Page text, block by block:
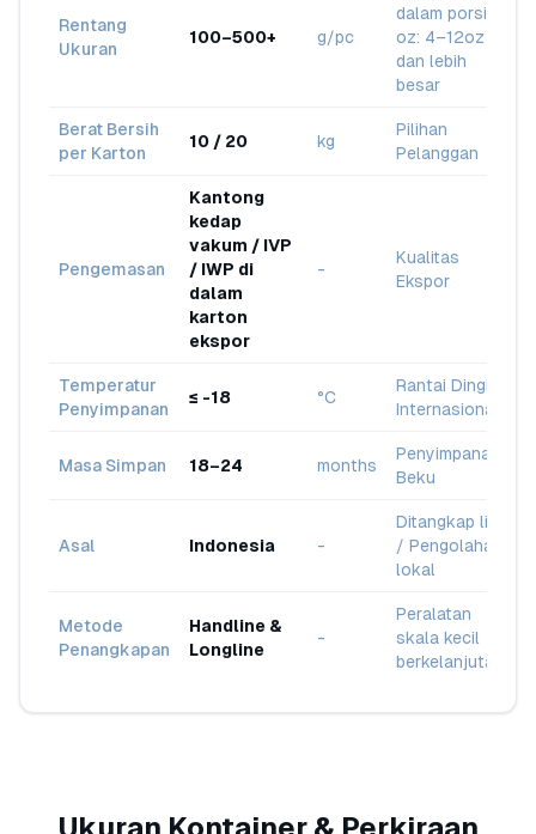
Rentang
Ukuran
100–500+ g/pc
dalam porsi
oz: 4–12oz
dan lebih
besar
Berat Bersih
per Karton
10 / 20 kg
Pilihan
Pelanggan
Pengemasan
Kantong
kedap
vakum / IVP
/ IWP di
dalam
karton
ekspor
-
Kualitas
Ekspor
Temperatur
Penyimpanan
≤ -18 °C
Rantai Dingin
Internasional
Masa Simpan 18–24 months
Penyimpanan
Beku
Asal Indonesia -
Ditangkap liar
/ Pengolahan
lokal
Metode
Penangkapan
Handline &
Longline
-
Peralatan
skala kecil
berkelanjutan
Ukuran Kontainer & Perkiraan